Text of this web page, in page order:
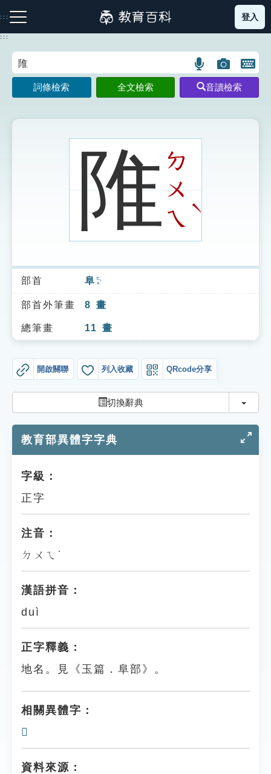
到
主
:::
注音索引圖示 筆畫索引圖示 部首索引表圖示
索引選單
知識索引
單字索引
貓頭鷹博士
登入
:::
語
言
搜
示
圖
片
搜
開
鍵
圖
詞條檢索 全文檢索 音讀檢索
陮ㄉ
ㄨ
ㄟ
ˋ
部首 阜 ㄈㄨˋ
部首外筆畫 8 畫
總筆畫 11 畫
開啟關聯 列入收藏 QRcode分享
切換辭典 切換
教育部異體字字典
字級：
正字
注音：
ㄉㄨㄟˋ
漢語拼音：
duì
正字釋義：
地名。見《玉篇．阜部》。
相關異體字：
𨻵
資料來源：